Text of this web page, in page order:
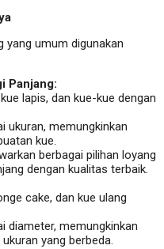
yang umum digunakan
Panjang:
lapis, dan kue-kue dengan
ukuran, memungkinkan
kue.
berbagai pilihan loyang
dengan kualitas terbaik.
cake, dan kue ulang
diameter, memungkinkan
yang berbeda.